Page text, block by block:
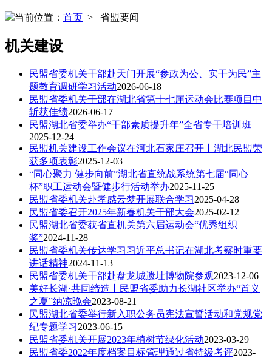
当前位置： 首页 > 省盟要闻
机关建设
民盟省委机关干部赴天门开展“参政为公、实干为民”主
题教育调研学习活动2026-06-18
民盟省委机关干部在湖北省第十七届运动会比赛项目中
斩获佳绩2026-06-17
民盟湖北省委举办“干部素质提升年”全省专干培训班
2025-12-24
民盟机关建设工作会议在河北石家庄召开丨湖北民盟荣
获多项表彰2025-12-03
“同心聚力 健步向前”湖北省直统战系统第七届“同心
杯”职工运动会暨健步行活动举办2025-11-25
民盟省委机关赴孝感云梦开展联合学习2025-04-28
民盟省委召开2025年新春机关干部大会2025-02-12
民盟湖北省委获省直机关第六届运动会“优秀组织
奖”2024-11-28
民盟省委机关传达学习习近平总书记在湖北考察时重要
讲话精神2024-11-13
民盟省委机关干部赴盘龙城遗址博物院参观2023-12-06
美好长湖·共同缔造丨民盟省委助力长湖社区举办“首义
之夏”纳凉晚会2023-08-21
民盟湖北省委举行新入职公务员宪法宣誓活动和党规党
纪专题学习2023-06-15
民盟省委机关开展2023年植树节绿化活动2023-03-29
民盟省委2022年度档案目标管理通过省特级考评2023-